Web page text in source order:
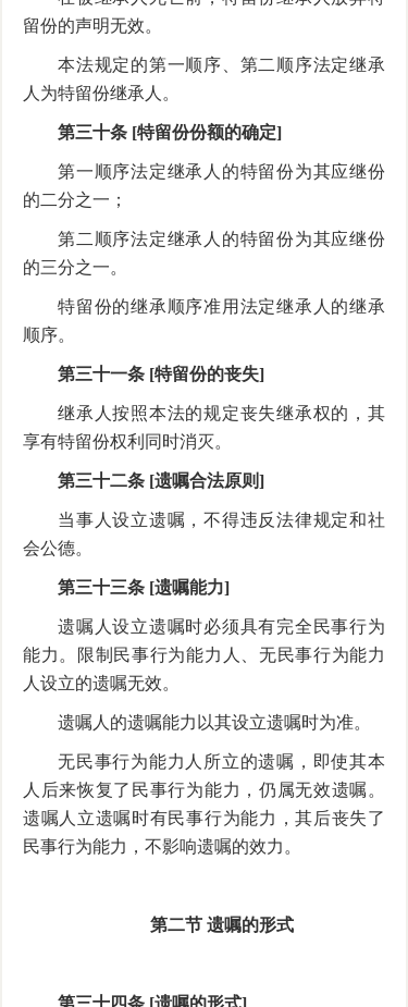
留份的声明无效。
本法规定的第一顺序、第二顺序法定继承
人为特留份继承人。
第三十条 [特留份份额的确定]
第一顺序法定继承人的特留份为其应继份
的二分之一；
第二顺序法定继承人的特留份为其应继份
的三分之一。
特留份的继承顺序准用法定继承人的继承
顺序。
第三十一条 [特留份的丧失]
继承人按照本法的规定丧失继承权的，其
享有特留份权利同时消灭。
第三十二条 [遗嘱合法原则]
当事人设立遗嘱，不得违反法律规定和社
会公德。
第三十三条 [遗嘱能力]
遗嘱人设立遗嘱时必须具有完全民事行为
能力。限制民事行为能力人、无民事行为能力
人设立的遗嘱无效。
遗嘱人的遗嘱能力以其设立遗嘱时为准。
无民事行为能力人所立的遗嘱，即使其本
人后来恢复了民事行为能力，仍属无效遗嘱。
遗嘱人立遗嘱时有民事行为能力，其后丧失了
民事行为能力，不影响遗嘱的效力。
第二节 遗嘱的形式
第三十四条 [遗嘱的形式]